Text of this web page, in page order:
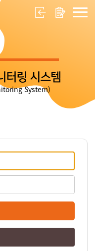
터링 시스템
System)